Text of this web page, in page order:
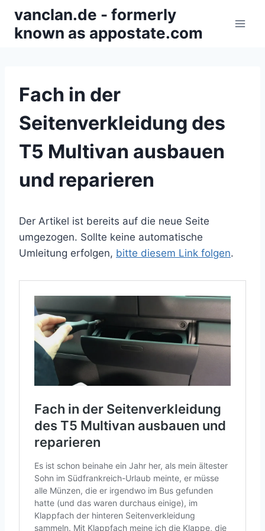
Inhalt
springen
vanclan.de - formerly
known as appostate.com
Fach in der
Seitenverkleidung des
T5 Multivan ausbauen
und reparieren
Der Artikel ist bereits auf die neue Seite
umgezogen. Sollte keine automatische
Umleitung erfolgen, bitte diesem Link folgen.